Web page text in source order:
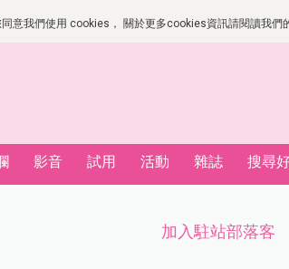
意我們使用 cookies， 關於更多cookies資訊請閱讀我們
影音 試用 活動 雜誌 搜尋
加入駐站部落客